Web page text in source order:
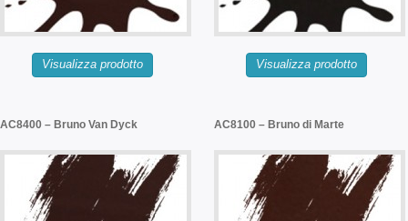
Visualizza prodotto Visualizza prodotto
AC8400 – Bruno Van Dyck AC8100 – Bruno di Marte